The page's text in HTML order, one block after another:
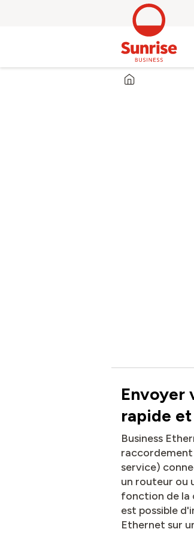
Envoyer
rapide
Business
service)
un routeur ou
fonction de la
est possible
Ethernet sur